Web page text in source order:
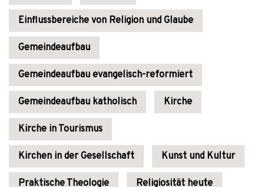
Einflussbereiche von Religion und Glaube
Gemeindeaufbau
Gemeindeaufbau evangelisch-reformiert
Gemeindeaufbau katholisch Kirche
Kirche in Tourismus
Kirchen in der Gesellschaft Kunst und Kultur
Praktische Theologie Religiosität heute